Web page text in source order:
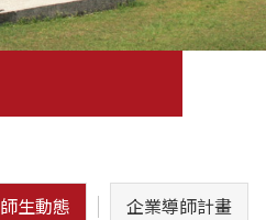
師生動態 企業導師計畫